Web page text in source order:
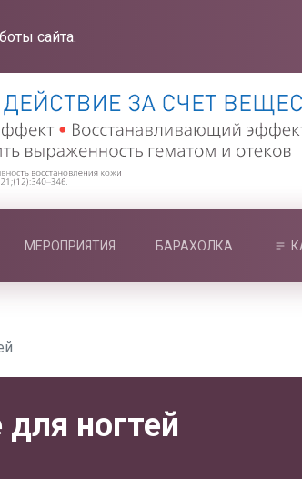
сайта.
МЕРОПРИЯТИЯ БАРАХОЛКА
ногтей